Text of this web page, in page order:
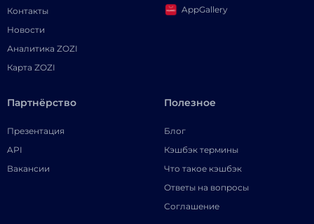
Контакты
Новости
Аналитика ZOZI
Карта ZOZI
AppGallery
Партнёрство
Презентация
API
Вакансии
Полезное
Блог
Кэшбэк термины
Что такое кэшбэк
Ответы на вопросы
Соглашение